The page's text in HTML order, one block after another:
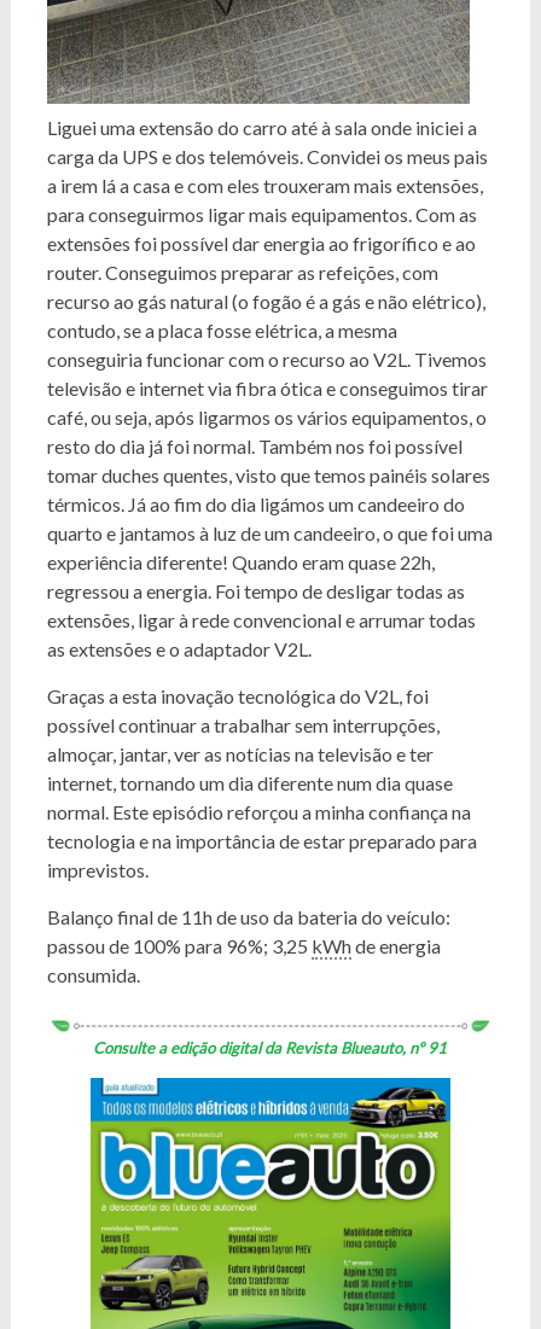
Liguei uma extensão do carro até à sala onde iniciei a
carga da UPS e dos telemóveis. Convidei os meus pais
a irem lá a casa e com eles trouxeram mais extensões,
para conseguirmos ligar mais equipamentos. Com as
extensões foi possível dar energia ao frigorífico e ao
router. Conseguimos preparar as refeições, com
recurso ao gás natural (o fogão é a gás e não elétrico),
contudo, se a placa fosse elétrica, a mesma
conseguiria funcionar com o recurso ao V2L. Tivemos
televisão e internet via fibra ótica e conseguimos tirar
café, ou seja, após ligarmos os vários equipamentos, o
resto do dia já foi normal. Também nos foi possível
tomar duches quentes, visto que temos painéis solares
térmicos. Já ao fim do dia ligámos um candeeiro do
quarto e jantamos à luz de um candeeiro, o que foi uma
experiência diferente! Quando eram quase 22h,
regressou a energia. Foi tempo de desligar todas as
extensões, ligar à rede convencional e arrumar todas
as extensões e o adaptador V2L.
Graças a esta inovação tecnológica do V2L, foi
possível continuar a trabalhar sem interrupções,
almoçar, jantar, ver as notícias na televisão e ter
internet, tornando um dia diferente num dia quase
normal. Este episódio reforçou a minha confiança na
tecnologia e na importância de estar preparado para
imprevistos.
Balanço final de 11h de uso da bateria do veículo:
passou de 100% para 96%; 3,25 kWhde energia
consumida.
Consulte a edição digital da Revista Blueauto, nº 91